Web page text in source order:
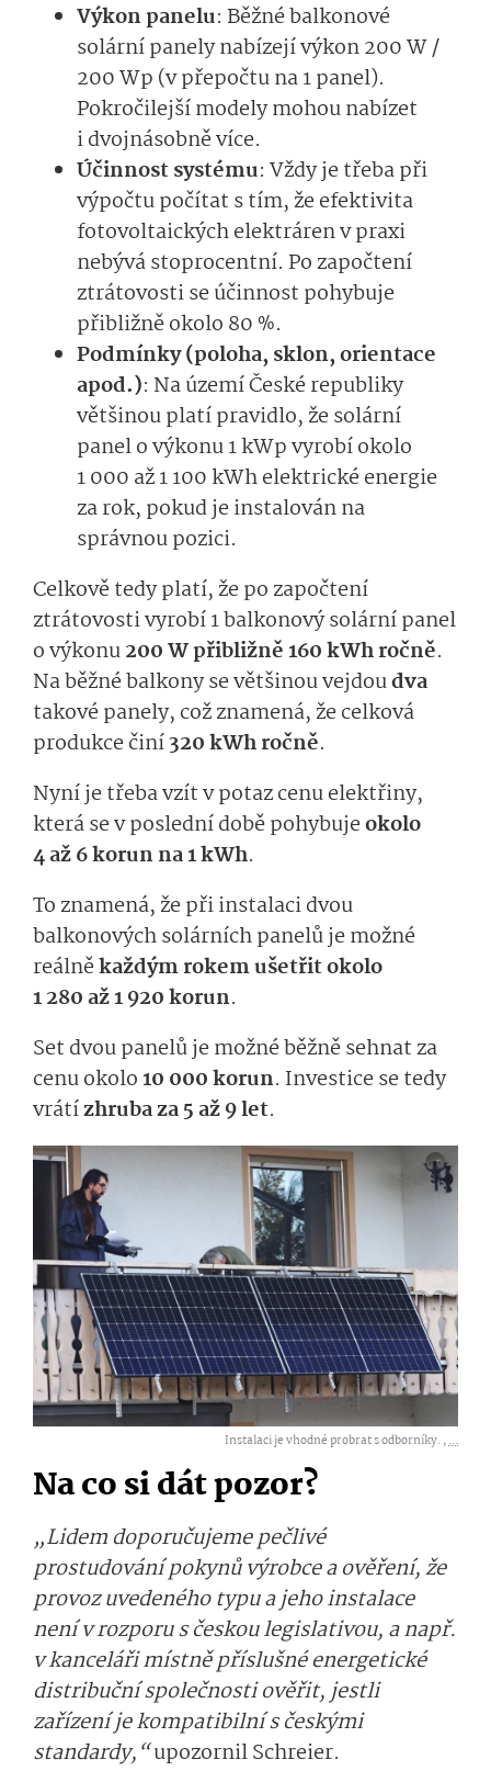
Výkon panelu: Běžné balkonové
solární panely nabízejí výkon 200 W /
200 Wp (v přepočtu na 1 panel).
Pokročilejší modely mohou nabízet
i dvojnásobně více.
Účinnost systému: Vždy je třeba při
výpočtu počítat s tím, že efektivita
fotovoltaických elektráren v praxi
nebývá stoprocentní. Po započtení
ztrátovosti se účinnost pohybuje
přibližně okolo 80 %.
Podmínky (poloha, sklon, orientace
apod.): Na území České republiky
většinou platí pravidlo, že solární
panel o výkonu 1 kWp vyrobí okolo
1 000 až 1 100 kWh elektrické energie
za rok, pokud je instalován na
správnou pozici.
Celkově tedy platí, že po započtení
ztrátovosti vyrobí 1 balkonový solární panel
o výkonu200 W přibližně 160 kWh ročně.
Na běžné balkony se většinou vejdoudva
takové panely, což znamená, že celková
produkce činí320 kWh ročně.
Nyní je třeba vzít v potaz cenu elektřiny,
která se v poslední době pohybujeokolo
4 až 6 korun na 1 kWh.
To znamená, že při instalaci dvou
balkonových solárních panelů je možné
reálněkaždým rokemušetřit okolo
1 280 až 1 920 korun.
Set dvou panelů je možné běžně sehnat za
cenu okolo10 000 korun. Investice se tedy
vrátízhruba za 5 až 9 let.
Instalaci je vhodné probrat s odborníky. ,...
Na co si dát pozor?
„Lidem doporučujeme pečlivé
prostudování pokynů výrobce a ověření, že
provoz uvedeného typu a jeho instalace
není v rozporu s českou legislativou, a např.
v kanceláři místně příslušné energetické
distribuční společnosti ověřit, jestli
zařízení je kompatibilní s českými
standardy,“upozornil Schreier.